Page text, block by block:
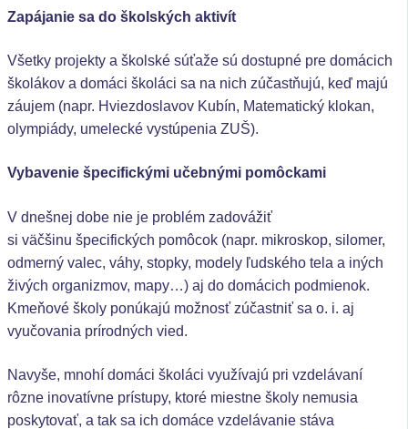
Zapájanie sa do školských aktivít
Všetky projekty a školské súťaže sú dostupné pre domácich
školákov a domáci školáci sa na nich zúčastňujú, keď majú
záujem (napr. Hviezdoslavov Kubín, Matematický klokan,
olympiády, umelecké vystúpenia ZUŠ).
Vybavenie špecifickými učebnými pomôckami
V dnešnej dobe nie je problém zadovážiť
si väčšinu špecifických pomôcok (napr. mikroskop, silomer,
odmerný valec, váhy, stopky, modely ľudského tela a iných
živých organizmov, mapy…) aj do domácich podmienok.
Kmeňové školy ponúkajú možnosť zúčastniť sa o. i. aj
vyučovania prírodných vied.
Navyše, mnohí domáci školáci využívajú pri vzdelávaní
rôzne inovatívne prístupy, ktoré miestne školy nemusia
poskytovať, a tak sa ich domáce vzdelávanie stáva